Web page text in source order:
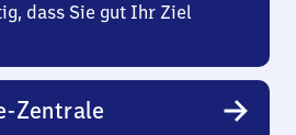
dass Sie gut Ihr Ziel
Zentrale